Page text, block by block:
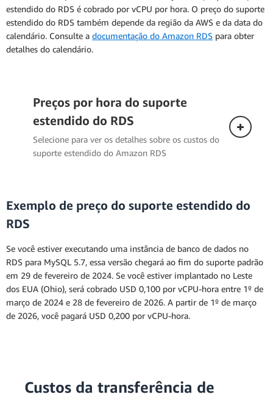
estendido do RDS é cobrado por vCPU por hora. O preço do suporte
estendido do RDS também depende da região da AWS e da data do
calendário. Consulte a documentação do Amazon RDS para obter
detalhes do calendário.
Preços por hora do suporte
estendido do RDS
Selecione para ver os detalhes sobre os custos do
suporte estendido do Amazon RDS
documentação do Amazon RDS para MySQL
Exemplo de preço do suporte estendido do
RDS
Se você estiver executando uma instância de banco de dados no
RDS para MySQL 5.7, essa versão chegará ao fim do suporte padrão
em 29 de fevereiro de 2024. Se você estiver implantado no Leste
dos EUA (Ohio), será cobrado USD 0,100 por vCPU-hora entre 1º de
março de 2024 e 28 de fevereiro de 2026. A partir de 1º de março
de 2026, você pagará USD 0,200 por vCPU-hora.
Custos da transferência de